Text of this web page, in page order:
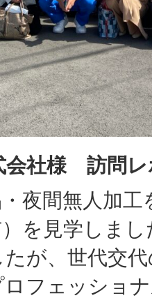
会社様 訪問レ
夜間無人加
）を見学しま
が、世代交
フェッショ